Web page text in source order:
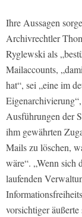
Ihre Aussagen
Archivrechtler
Ryglewski als
Mailaccounts,
hat“, sei „eine im
Ausführungen der
ihm gewährten
Mails zu löschen,
wäre“. „Wenn sich
laufenden
vorsichtiger